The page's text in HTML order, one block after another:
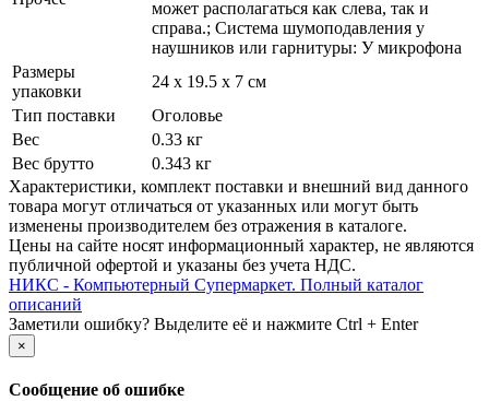
может располагаться как слева, так и
справа.; Система шумоподавления у
наушников или гарнитуры: У микрофона
Размеры
упаковки
24 x 19.5 x 7 см
Тип поставки
Оголовье
Вес
0.33 кг
Вес брутто
0.343 кг
Xарактеристики, комплект поставки и внешний вид данного
товара могут отличаться от указанных или могут быть
изменены производителем без отражения в каталоге.
Цены на сайте носят информационный характер, не являются
публичной офертой и указаны без учета НДС.
НИКС - Компьютерный Cупермаркет. Полный каталог
описаний
Заметили ошибку? Выделите её и нажмите Ctrl + Enter
×
Сообщение об ошибке